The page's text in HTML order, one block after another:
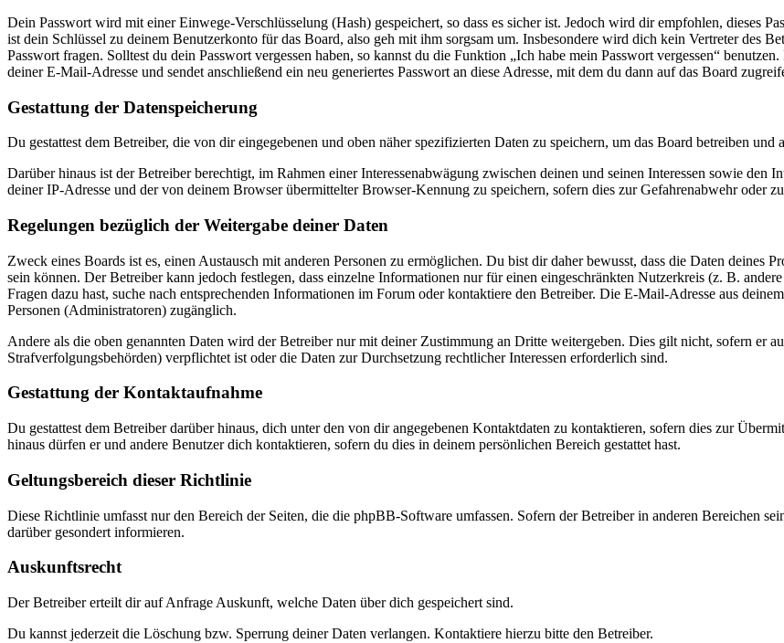
Dein Passwort wird mit einer Einwege-Verschlüsselung (Hash) gespeichert, so dass es sicher ist. Jedoch wird dir empfohlen, dieses
ist dein Schlüssel zu deinem Benutzerkonto für das Board, also geh mit ihm sorgsam um. Insbesondere wird dich kein Vertreter des
Passwort fragen. Solltest du dein Passwort vergessen haben, so kannst du die Funktion „Ich habe mein Passwort vergessen“
deiner E-Mail-Adresse und sendet anschließend ein neu generiertes Passwort an diese Adresse, mit dem du dann auf das Board
Gestattung der Datenspeicherung
Du gestattest dem Betreiber, die von dir eingegebenen und oben näher spezifizierten Daten zu speichern, um das Board betreiben und
Darüber hinaus ist der Betreiber berechtigt, im Rahmen einer Interessenabwägung zwischen deinen und seinen Interessen sowie
deiner IP-Adresse und der von deinem Browser übermittelter Browser-Kennung zu speichern, sofern dies zur Gefahrenabwehr oder
Regelungen bezüglich der Weitergabe deiner Daten
Zweck eines Boards ist es, einen Austausch mit anderen Personen zu ermöglichen. Du bist dir daher bewusst, dass die Daten
sein können. Der Betreiber kann jedoch festlegen, dass einzelne Informationen nur für einen eingeschränkten Nutzerkreis (z. B.
Fragen dazu hast, suche nach entsprechenden Informationen im Forum oder kontaktiere den Betreiber. Die E-Mail-Adresse aus
Personen (Administratoren) zugänglich.
Andere als die oben genannten Daten wird der Betreiber nur mit deiner Zustimmung an Dritte weitergeben. Dies gilt nicht, sofern er
Strafverfolgungsbehörden) verpflichtet ist oder die Daten zur Durchsetzung rechtlicher Interessen erforderlich sind.
Gestattung der Kontaktaufnahme
Du gestattest dem Betreiber darüber hinaus, dich unter den von dir angegebenen Kontaktdaten zu kontaktieren, sofern dies zur
hinaus dürfen er und andere Benutzer dich kontaktieren, sofern du dies in deinem persönlichen Bereich gestattet hast.
Geltungsbereich dieser Richtlinie
Diese Richtlinie umfasst nur den Bereich der Seiten, die die phpBB-Software umfassen. Sofern der Betreiber in anderen Bereichen
darüber gesondert informieren.
Auskunftsrecht
Der Betreiber erteilt dir auf Anfrage Auskunft, welche Daten über dich gespeichert sind.
Du kannst jederzeit die Löschung bzw. Sperrung deiner Daten verlangen. Kontaktiere hierzu bitte den Betreiber.